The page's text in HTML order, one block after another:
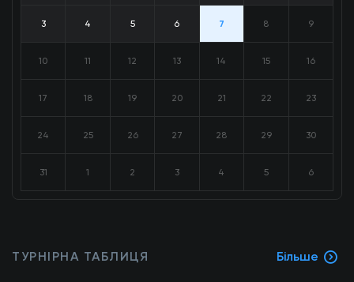
3 4 5 6 7 8 9
10 11 12 13 14 15 16
17 18 19 20 21 22 23
24 25 26 27 28 29 30
31 1 2 3 4 5 6
ТУРНІРНА ТАБЛИЦЯ Більше